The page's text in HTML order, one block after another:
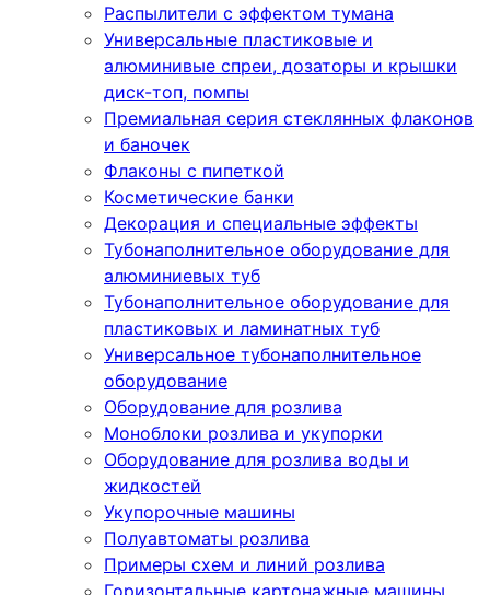
Распылители с эффектом тумана
Универсальные пластиковые и
алюминивые спреи, дозаторы и крышки
диск-топ, помпы
Премиальная серия стеклянных флаконов
и баночек
Флаконы с пипеткой
Косметические банки
Декорация и специальные эффекты
Тубонаполнительное оборудование для
алюминиевых туб
Тубонаполнительное оборудование для
пластиковых и ламинатных туб
Универсальное тубонаполнительное
оборудование
Оборудование для розлива
Моноблоки розлива и укупорки
Оборудование для розлива воды и
жидкостей
Укупорочные машины
Полуавтоматы розлива
Примеры схем и линий розлива
Горизонтальные картонажные машины